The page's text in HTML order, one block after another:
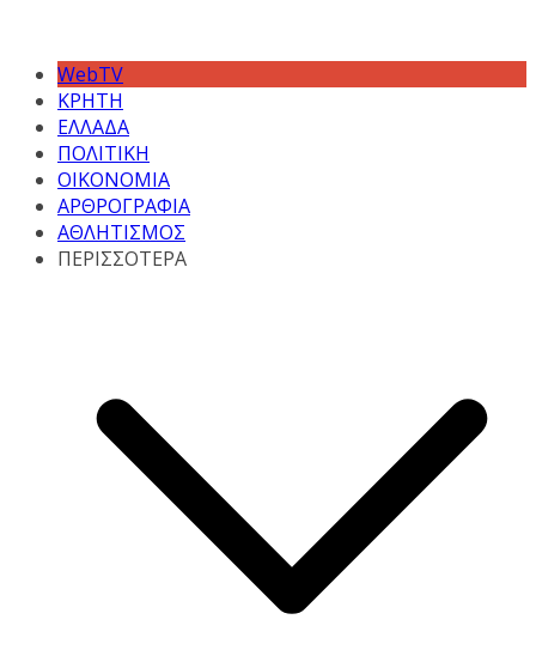
WebTV
ΚΡΗΤΗ
ΕΛΛΑΔΑ
ΠΟΛΙΤΙΚΗ
ΟΙΚΟΝΟΜΙΑ
ΑΡΘΡΟΓΡΑΦΙΑ
ΑΘΛΗΤΙΣΜΟΣ
ΠΕΡΙΣΣΟΤΕΡΑ